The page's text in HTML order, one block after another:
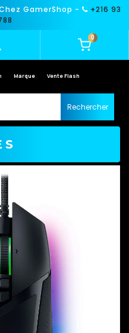
GamerShop -
+216 93
0
Marque Vente Flash
Rechercher